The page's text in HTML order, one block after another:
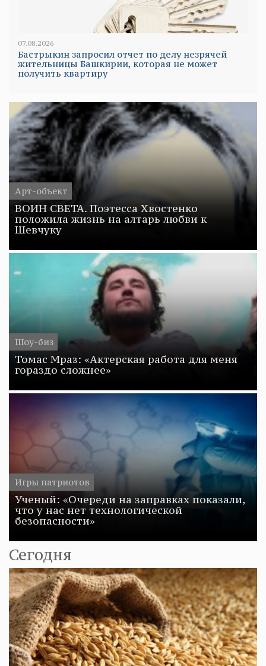
07.08.2026
Бастрыкин запросил отчет по делу незрячей
жительницы Башкирии, которая не может
получить квартиру
Арт-объект
ВОИН СВЕТА. Поэтесса Хвостенко
положила жизнь на алтарь любви к
Шевчуку
Шоу-биз
Томас Мраз: «Актерская работа для меня
гораздо сложнее»
Игры патриотов
Ученый: «Очереди на заправках показали,
что у нас нет технологической
безопасности»
Сегодня